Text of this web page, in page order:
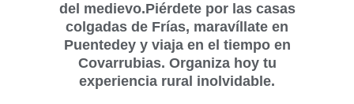
del medievo.Piérdete por las casas
colgadas de Frías, maravíllate en
Puentedey y viaja en el tiempo en
Covarrubias. Organiza hoy tu
experiencia rural inolvidable.